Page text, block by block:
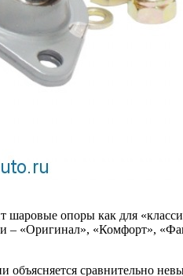
опоры как для
– «Оригинал», «Комфорт»,
сравнительно